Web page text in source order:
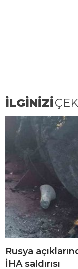
İLGİNİZİ
Rusya
İHA saldırısı